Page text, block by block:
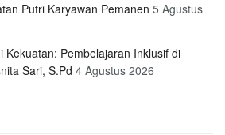
Putri Karyawan Pemanen 5 Agustus
Kekuatan: Pembelajaran Inklusif di
Sari, S.Pd 4 Agustus 2026